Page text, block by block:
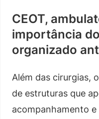
CEOT,
importância
organizado
Além das cirurgias,
de estruturas que
acompanhamento